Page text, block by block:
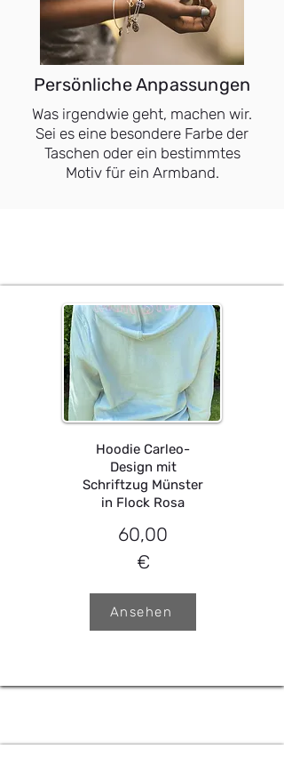
Persönliche Anpassungen
Was irgendwie geht, machen wir.
Sei es eine besondere Farbe der
Taschen oder ein bestimmtes
Motiv für ein Armband.
Hoodie Carleo-
Design mit
Schriftzug Münster
in Flock Rosa
60,00
€
Ansehen